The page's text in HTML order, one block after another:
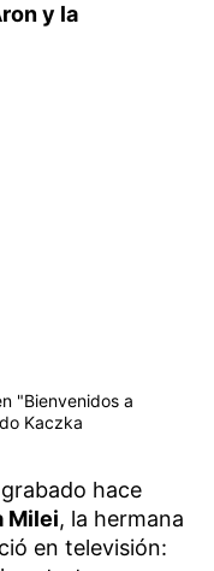
y la
"Bienvenidos a
Kaczka
hace
Milei, la hermana
en televisión: